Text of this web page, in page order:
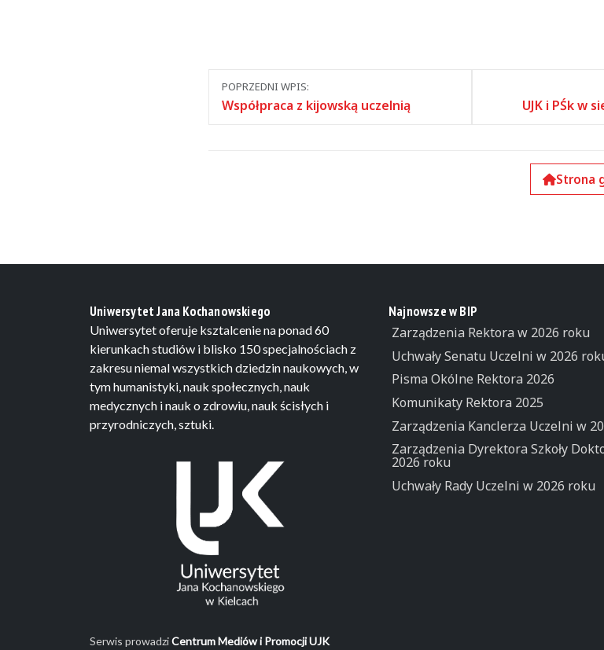
Nawigacja
między
POPRZEDNI WPIS:
Współpraca z kijowską uczelnią UJK i PŚk w
Strona
Uniwersytet Jana Kochanowskiego
Uniwersytet oferuje ksztalcenie na ponad 60
kierunkach studiów i blisko 150 specjalnościach z
zakresu niemal wszystkich dziedzin naukowych, w
tym humanistyki, nauk społecznych, nauk
medycznych i nauk o zdrowiu, nauk ścisłych i
przyrodniczych, sztuki.
Serwis prowadziCentrum Mediów i Promocji UJK
Najnowsze w BIP
Zarządzenia Rektora w 2026 roku
Uchwały Senatu Uczelni w 2026
Pisma Okólne Rektora 2026
Komunikaty Rektora 2025
Zarządzenia Kanclerza Uczelni w
Zarządzenia Dyrektora Szkoły
2026 roku
Uchwały Rady Uczelni w 2026 roku